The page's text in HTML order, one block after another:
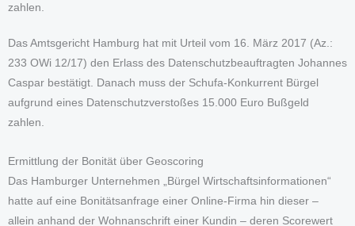
zahlen.
Das Amtsgericht Hamburg hat mit Urteil vom 16. März 2017 (Az.:
233 OWi 12/17) den Erlass des Datenschutzbeauftragten Johannes
Caspar bestätigt. Danach muss der Schufa-Konkurrent Bürgel
aufgrund eines Datenschutzverstoßes 15.000 Euro Bußgeld
zahlen.
Ermittlung der Bonität über Geoscoring
Das Hamburger Unternehmen „Bürgel Wirtschaftsinformationen“
hatte auf eine Bonitätsanfrage einer Online-Firma hin dieser –
allein anhand der Wohnanschrift einer Kundin – deren Scorewert